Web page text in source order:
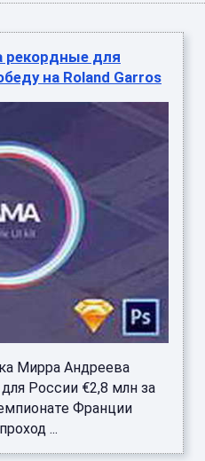
рекордные для
на Roland Garros
Мирра Андреева
России €2,8 млн за
Франции
...